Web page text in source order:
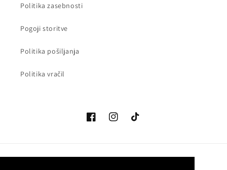
Politika zasebnosti
Pogoji storitve
Politika pošiljanja
Politika vračil
FacebookInstagram
Tik